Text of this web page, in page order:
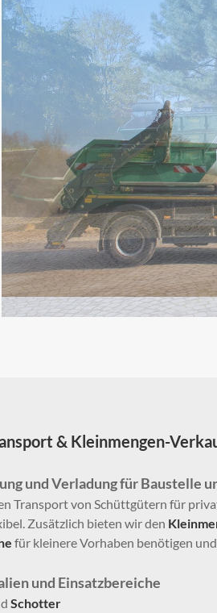
& Kleinmengen-
und Verladung für Baustelle
Transport von Schüttgütern für
Zusätzlich bieten wir den
für kleinere Vorhaben benötigen
und Einsatzbereiche
Schotter